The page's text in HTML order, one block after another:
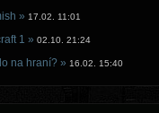
» 17.02. 11:01
1 » 02.10. 21:24
na hraní? » 16.02. 15:40